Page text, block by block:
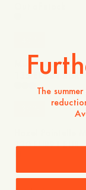
Munro Ribbed
Cardigan
135 EUR81 EUR
Polo Shirt
130 EUR91 EUR
The